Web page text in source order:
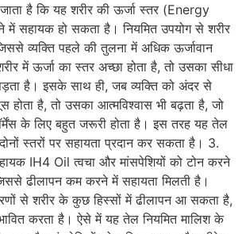
जाता है कि यह शरीर की ऊर्जा स्तर (Energy
में सहायक हो सकता है। नियमित उपयोग से शरीर
व्यक्ति पहले की तुलना में अधिक ऊर्जावान
में ऊर्जा का स्तर अच्छा होता है, तो उसका सीधा
है। इसके साथ ही, जब व्यक्ति को अंदर से
है, तो उसका आत्मविश्वास भी बढ़ता है, जो
के लिए बहुत जरूरी होता है। इस तरह यह तेल
स्तरों पर सहायता प्रदान कर सकता है। 3.
IH4 Oil त्वचा और मांसपेशियों को टोन करने
ढीलापन कम करने में सहायता मिलती है।
से शरीर के कुछ हिस्सों में ढीलापन आ सकता है,
करता है। ऐसे में यह तेल नियमित मालिश के